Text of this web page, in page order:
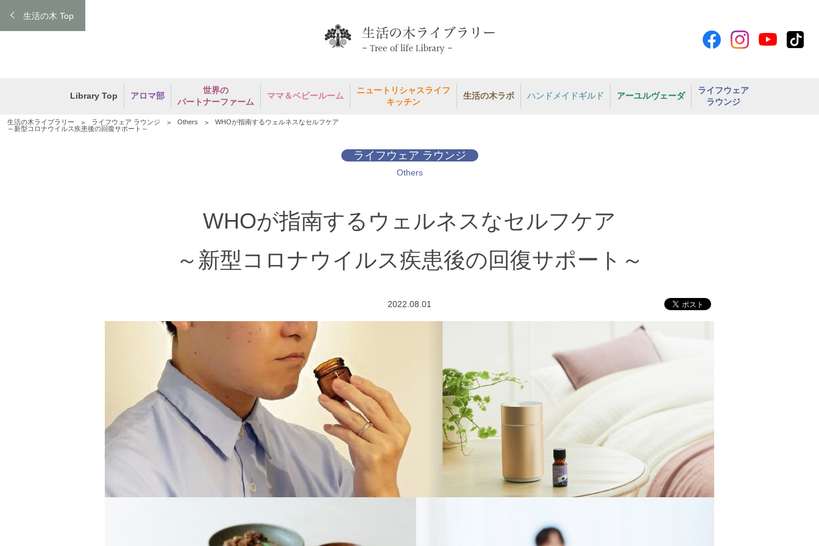
Library Top アロマ部
世界の
パートナーファーム
ママ＆ベビールーム
ニュートリシャスライフ
キッチン
生活の木ラボ ハンドメイドギルド アーユルヴェーダ
ライフウェア
ラウンジ
生活の木 Top
生活の木ライブラリー ライフウェア ラウンジ Others
WHOが指南するウェルネスなセルフケア
～新型コロナウイルス疾患後の回復サポート～
ライフウェア ラウンジ
Others
WHOが指南するウェルネスなセルフケア
～新型コロナウイルス疾患後の回復サポート～
2022.08.01